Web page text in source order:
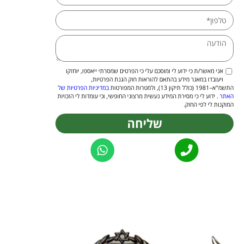
אני מאשר/ת כי ידוע לי ומוסכם עלי כי הפרטים שמסרתי ייאספו, יוחזקו
ויעובדו במאגר מידע בהתאם להוראות חוק הגנת הפרטיות,
התשמ"א–1981 (כולל תיקון 13), ולמטרות המפורטות
במדיניות הפרטיות של
האתר. ידוע לי כי מסירת המידע נעשית מרצוני החופשי, וכי עומדות לי הזכויות
המוקנות לי לפי החוק.
שליחה
Alternative: